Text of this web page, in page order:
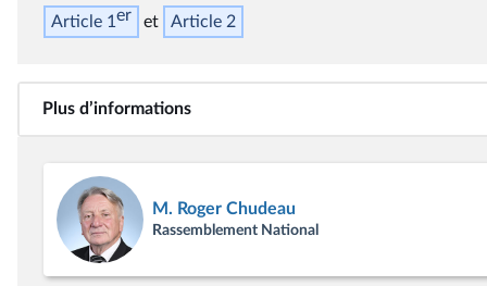
Article 1er Article 2
Plus d’informations
M. Roger Chudeau
Rassemblement National